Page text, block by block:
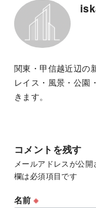
関東・甲信越近辺の
レイス・風景・公園
きます。
コメントを残す
メールアドレスが公開
欄は必須項目です
名前※